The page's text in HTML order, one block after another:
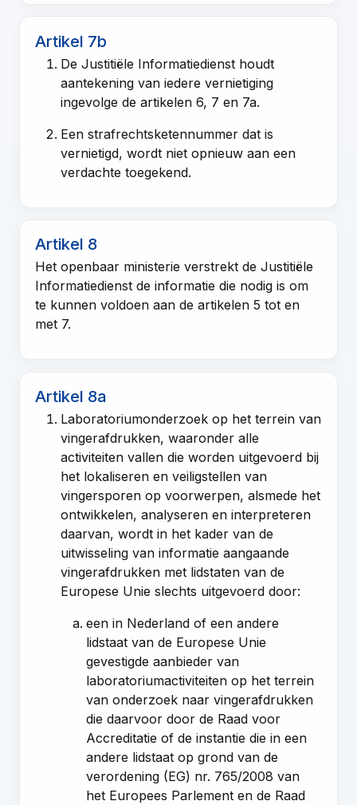
Artikel 7b
De Justitiële Informatiedienst houdt
aantekening van iedere vernietiging
ingevolge deartikelen 6, 7 en 7a.
Een strafrechtsketennummer dat is
vernietigd, wordt niet opnieuw aan een
verdachte toegekend.
Artikel 8
Het openbaar ministerie verstrekt de Justitiële
Informatiedienst de informatie die nodig is om
te kunnen voldoen aan deartikelen 5 tot en
met 7.
Artikel 8a
Laboratoriumonderzoek op het terrein van
vingerafdrukken, waaronder alle
activiteiten vallen die worden uitgevoerd bij
het lokaliseren en veiligstellen van
vingersporen op voorwerpen, alsmede het
ontwikkelen, analyseren en interpreteren
daarvan, wordt in het kader van de
uitwisseling van informatie aangaande
vingerafdrukken met lidstaten van de
Europese Unie slechts uitgevoerd door:
een in Nederland of een andere
lidstaat van de Europese Unie
gevestigde aanbieder van
laboratoriumactiviteiten op het terrein
van onderzoek naar vingerafdrukken
die daarvoor door de Raad voor
Accreditatie of de instantie die in een
andere lidstaat op grond van de
verordening (EG) nr. 765/2008 van
het Europees Parlement en de Raad